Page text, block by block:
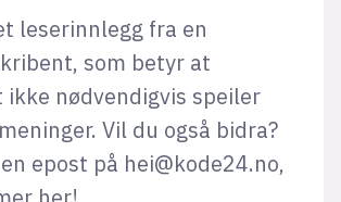
leserinnlegg fra en
som betyr at
ikke nødvendigvis speiler
Vil du også bidra?
epost på hei@kode24.no,